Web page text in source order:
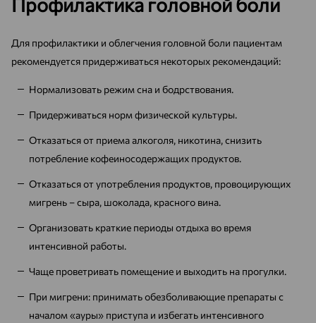
Профилактика головной боли
Для профилактики и облегчения головной боли пациентам
рекомендуется придерживаться некоторых рекомендаций:
Нормализовать режим сна и бодрствования.
Придерживаться норм физической культуры.
Отказаться от приема алкоголя, никотина, снизить
потребление кофеиносодержащих продуктов.
Отказаться от употребления продуктов, провоцирующих
мигрень – сыра, шоколада, красного вина.
Организовать краткие периоды отдыха во время
интенсивной работы.
Чаще проветривать помещение и выходить на прогулки.
При мигрени: принимать обезболивающие препараты с
началом «ауры» приступа и избегать интенсивного